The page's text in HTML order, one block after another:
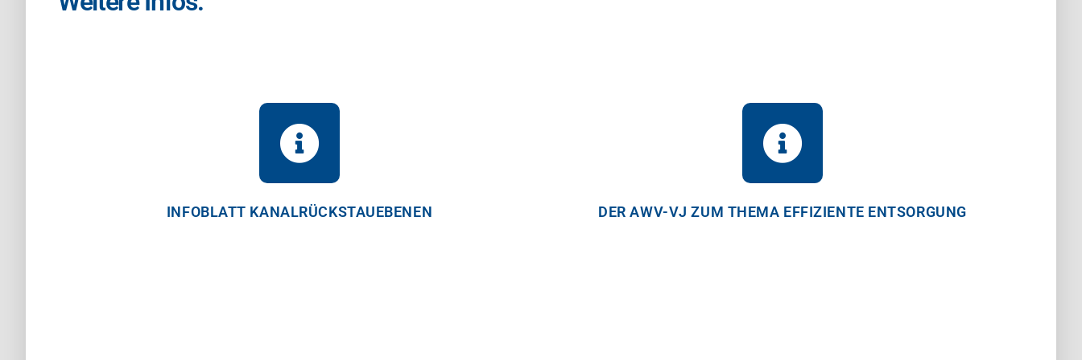
INFOBLATT KANALRÜCKSTAUEBENEN DER AWV-VJ ZUM THEMA EFFIZIENTE ENTSORGUNG